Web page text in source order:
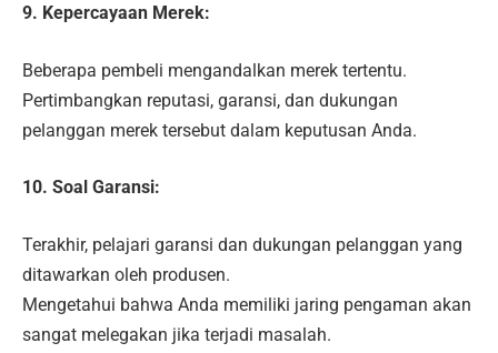
9. Kepercayaan Merek:
Beberapa pembeli mengandalkan merek tertentu.
Pertimbangkan reputasi, garansi, dan dukungan
pelanggan merek tersebut dalam keputusan Anda.
10. Soal Garansi:
Terakhir, pelajari garansi dan dukungan pelanggan yang
ditawarkan oleh produsen.
Mengetahui bahwa Anda memiliki jaring pengaman akan
sangat melegakan jika terjadi masalah.